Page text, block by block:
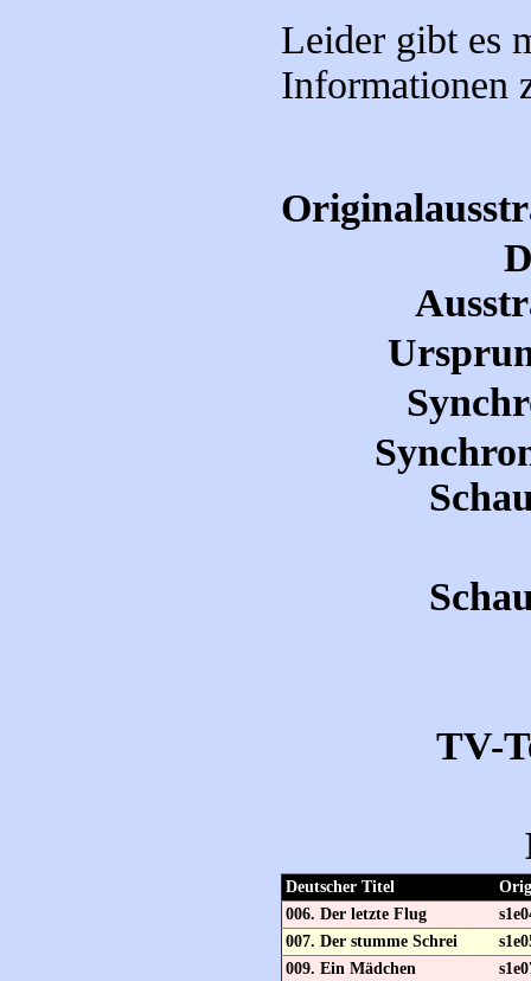
Leider gibt es
Informationen
TV-
Deutscher Titel
006. Der letzte Flug
007. Der stumme Schrei
009. Ein Mädchen